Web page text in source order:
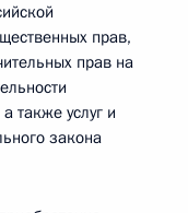
прав,
прав на
также услуг и
закона